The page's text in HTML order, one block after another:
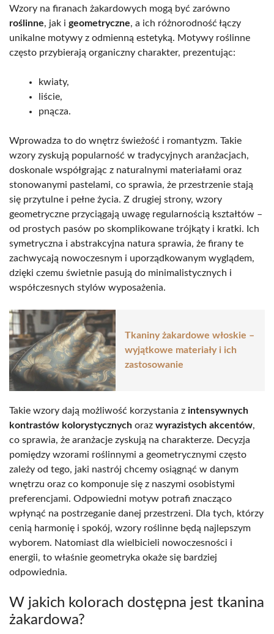
Wzory na firanach żakardowych mogą być zarówno
roślinne, jak i geometryczne, a ich różnorodność łączy
unikalne motywy z odmienną estetyką. Motywy roślinne
często przybierają organiczny charakter, prezentując:
kwiaty,
liście,
pnącza.
Wprowadza to do wnętrz świeżość i romantyzm. Takie
wzory zyskują popularność w tradycyjnych aranżacjach,
doskonale współgrając z naturalnymi materiałami oraz
stonowanymi pastelami, co sprawia, że przestrzenie stają
się przytulne i pełne życia. Z drugiej strony, wzory
geometryczne przyciągają uwagę regularnością kształtów –
od prostych pasów po skomplikowane trójkąty i kratki. Ich
symetryczna i abstrakcyjna natura sprawia, że firany te
zachwycają nowoczesnym i uporządkowanym wyglądem,
dzięki czemu świetnie pasują do minimalistycznych i
współczesnych stylów wyposażenia.
Tkaniny żakardowe włoskie –
wyjątkowe materiały i ich
zastosowanie
Takie wzory dają możliwość korzystania z intensywnych
kontrastów kolorystycznych oraz wyrazistych akcentów,
co sprawia, że aranżacje zyskują na charakterze. Decyzja
pomiędzy wzorami roślinnymi a geometrycznymi często
zależy od tego, jaki nastrój chcemy osiągnąć w danym
wnętrzu oraz co komponuje się z naszymi osobistymi
preferencjami. Odpowiedni motyw potrafi znacząco
wpłynąć na postrzeganie danej przestrzeni. Dla tych, którzy
cenią harmonię i spokój, wzory roślinne będą najlepszym
wyborem. Natomiast dla wielbicieli nowoczesności i
energii, to właśnie geometryka okaże się bardziej
odpowiednia.
W jakich kolorach dostępna jest tkanina
żakardowa?